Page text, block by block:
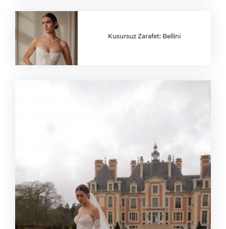
Kusursuz Zarafet: Bellini